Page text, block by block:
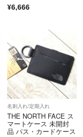
¥6,666
名刺入れ/定期入れ
THE NORTH FACE ス
マートケース 未開封
品 パス・カードケース